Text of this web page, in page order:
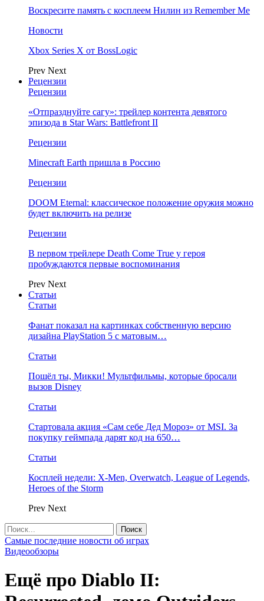
Воскресите память с косплеем Нилин из Remember Me
Новости
Xbox Series X от BossLogic
Prev Next
Рецензии
Рецензии
«Отпразднуйте сагу»: трейлер контента девятого
эпизода в Star Wars: Battlefront II
Рецензии
Minecraft Earth пришла в Россию
Рецензии
DOOM Eternal: классическое положение оружия можно
будет включить на релизе
Рецензии
В первом трейлере Death Come True у героя
пробуждаются первые воспоминания
Prev Next
Статьи
Статьи
Фанат показал на картинках собственную версию
дизайна PlayStation 5 с матовым…
Статьи
Пошёл ты, Микки! Мультфильмы, которые бросали
вызов Disney
Статьи
Стартовала акция «Сам себе Дед Мороз» от MSI. За
покупку геймпада дарят код на 650…
Статьи
Косплей недели: X-Men, Overwatch, League of Legends,
Heroes of the Storm
Prev Next
Самые последние новости об играх
Видеообзоры
Ещё про Diablo II: